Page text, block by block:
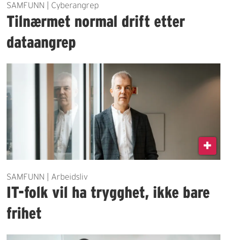
SAMFUNN | Cyberangrep
Tilnærmet normal drift etter
dataangrep
SAMFUNN | Arbeidsliv
IT-folk vil ha trygghet, ikke bare
frihet